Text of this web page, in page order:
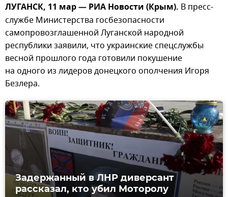
ЛУГАНСК, 11 мар — РИА Новости (Крым). В пресс-
службе Министерства госбезопасности
самопровозглашенной Луганской народной
республики заявили, что украинские спецслужбы
весной прошлого года готовили покушение
на одного из лидеров донецкого ополчения Игоря
Безлера.
Задержанный в ЛНР диверсант
рассказал, кто убил Моторолу